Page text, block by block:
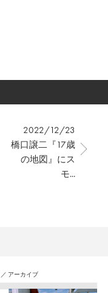
2022/12/23
橋口譲二『17歳
の地図』にス
モ...
／ アーカイブ